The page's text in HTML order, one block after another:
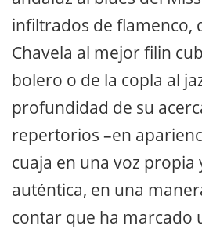
infiltrados de flamenco,
Chavela al mejor filin
bolero o de la copla al
profundidad de su
repertorios –en
cuaja en una voz
auténtica, en una
contar que ha marcado